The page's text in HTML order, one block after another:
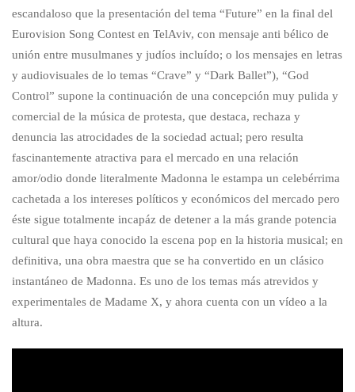
escandaloso que la presentación del tema “Future” en la final del
Eurovision Song Contest en TelAviv, con mensaje anti bélico de
unión entre musulmanes y judíos incluído; o los mensajes en letras
y audiovisuales de lo temas “Crave” y “Dark Ballet”), “God
Control” supone la continuación de una concepción muy pulida y
comercial de la música de protesta, que destaca, rechaza y
denuncia las atrocidades de la sociedad actual; pero resulta
fascinantemente atractiva para el mercado en una relación
amor/odio donde literalmente Madonna le estampa un celebérrima
cachetada a los intereses políticos y económicos del mercado pero
éste sigue totalmente incapáz de detener a la más grande potencia
cultural que haya conocido la escena pop en la historia musical; en
definitiva, una obra maestra que se ha convertido en un clásico
instantáneo de Madonna. Es uno de los temas más atrevidos y
experimentales de Madame X, y ahora cuenta con un vídeo a la
altura.